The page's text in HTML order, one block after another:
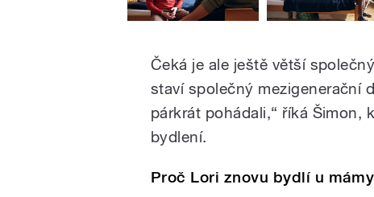
Čeká je ale ještě větší
staví společný mezigenerační
párkrát pohádali,“ říká Šimon,
bydlení.
Proč Lori znovu bydlí u